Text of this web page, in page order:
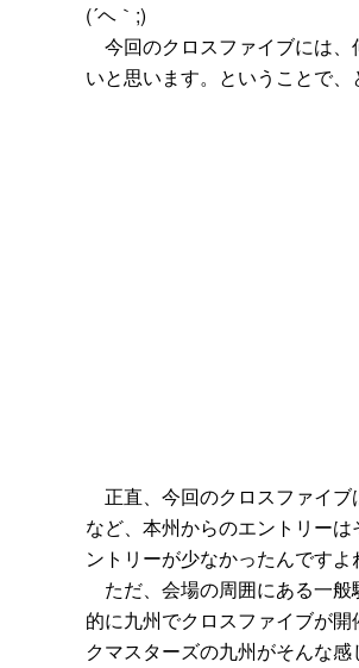
(´ヘ｀;)
今回のクロスファイブには、
いと思います。ということで
正直、今回のクロスファイブ
など、本州からのエントリー
ントリーが少なかったんです
ただ、会場の周囲にある一般
的に九州でクロスファイブが
クマスターズの九州がそんな